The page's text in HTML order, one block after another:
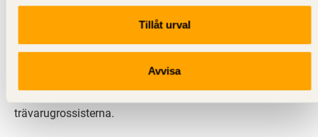
Tillåt urval
Avvisa
Svenskt Trä representerar svensk sågverksindustri
och är en del av branschorganisationen
svensk limträ-, KL-trä- och förpackningsindustri samt
trävarugrossisterna.